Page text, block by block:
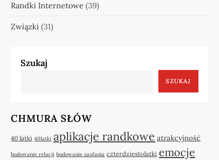
Randki Internetowe (39)
Związki (31)
Szukaj
SZUKAJ
CHMURA SŁÓW
40 latki 40latki aplikacje randkowe atrakcyjność
budowanie relacji budowanie zaufania czterdziestolatki emocje